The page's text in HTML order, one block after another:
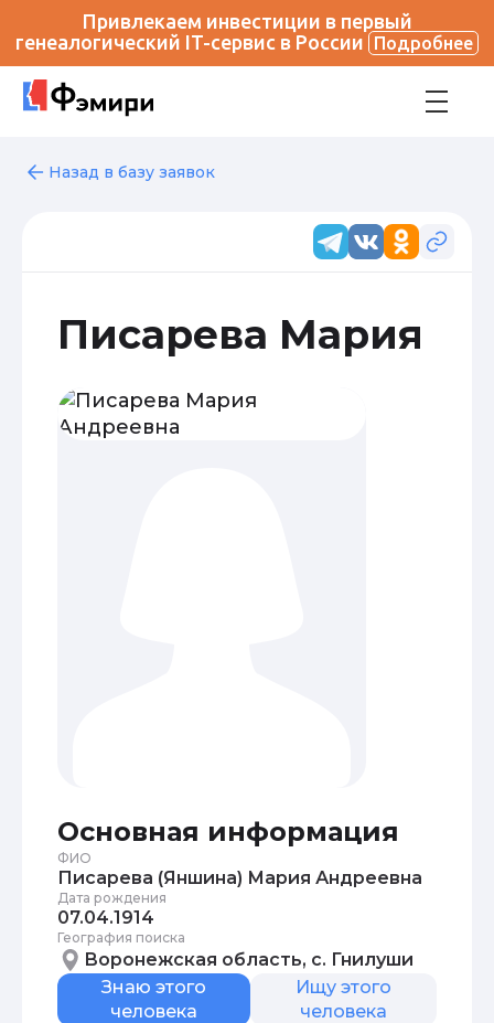
Привлекаем инвестиции в первый
генеалогический IT-сервис в России
Подробнее
Назад в базу заявок
Писарева Мария
Основная информация
ФИО
Писарева (Яншина) Мария Андреевна
Дата рождения
07.04.1914
География поиска
Воронежская область, с. Гнилуши
Знаю этого
человека
Ищу этого
человека